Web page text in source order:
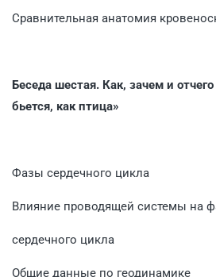
Сравнительная анатомия
Беседа шестая. Как, зачем и
бьется, как птица»
Фазы сердечного цикла
Влияние проводящей системы на
сердечного цикла
Общие данные по геодинамике